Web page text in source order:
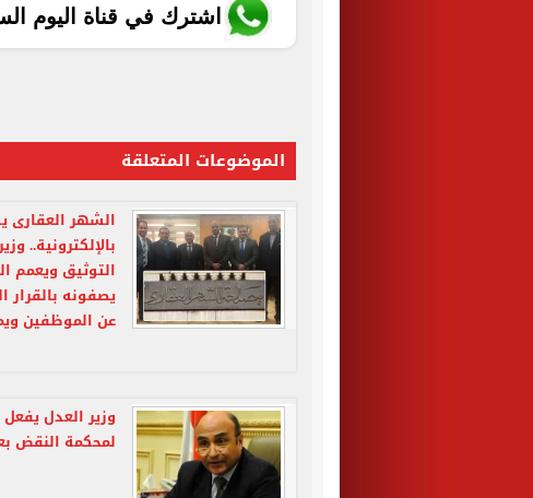
اشترك في قناة اليوم
الموضوعات المتعلقة
الشهر العقارى
بالإلكترونية..
يصفونه
عن الموظفين
وزير العدل
لمحكمة النقض بعد